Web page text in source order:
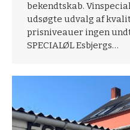
bekendtskab.
udsøgte udvalg af
prisniveauer ingen
SPECIALØL Esbjergs…